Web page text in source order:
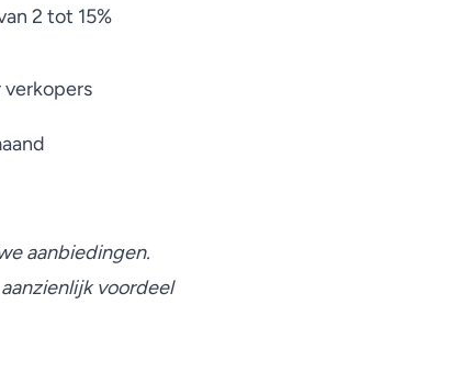
2 tot 15%
verkopers
aanbiedingen.
voordeel